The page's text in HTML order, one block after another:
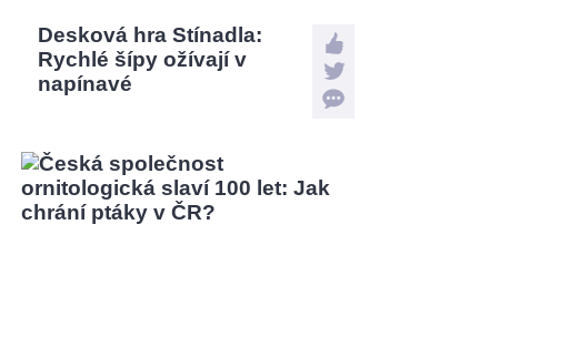
Desková hra Stínadla:
Rychlé šípy ožívají v
napínavé